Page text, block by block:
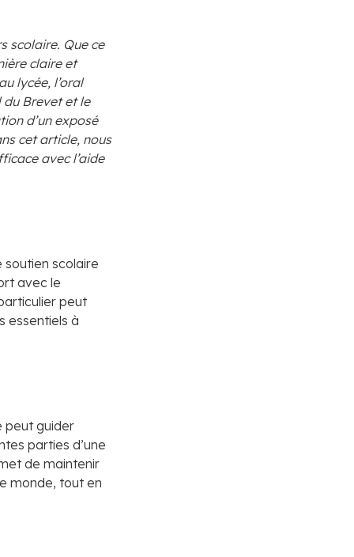
scolaire. Que ce
claire et
lycée, l’oral
du Brevet et le
d’un exposé
cet article, nous
avec l’aide
soutien scolaire
avec le
peut
essentiels à
peut guider
parties d’une
de maintenir
monde, tout en